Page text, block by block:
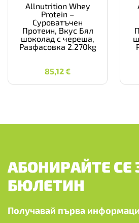
Allnutrition Whey
Protein –
Суроватъчен
Протеин, Вкус Бял
шоколад с череша,
Разфасовка 2.270kg
85,12€
85,12 €
АБОНИРАЙТЕ
БЮЛЕТИН
Получавай първа